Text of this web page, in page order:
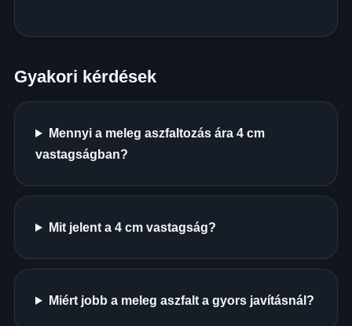
Gyakori kérdések
Mennyi a meleg aszfaltozás ára 4 cm
vastagságban?
Mit jelent a 4 cm vastagság?
Miért jobb a meleg aszfalt a gyors javításnál?